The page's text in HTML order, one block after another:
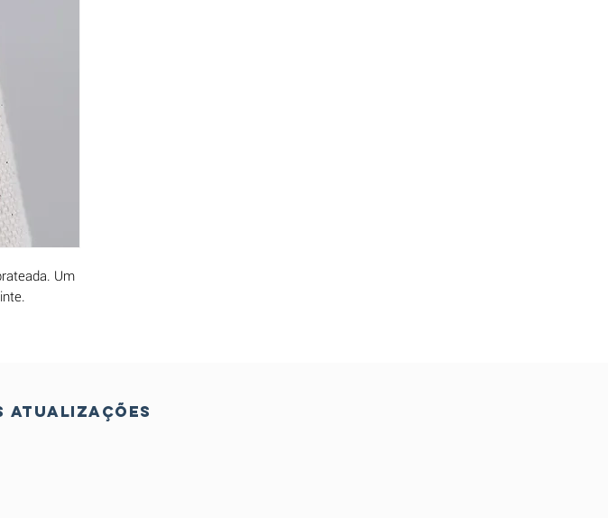
Um
atualizações